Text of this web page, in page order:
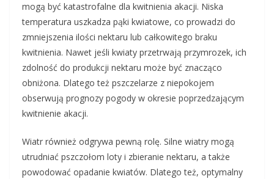
mogą być katastrofalne dla kwitnienia akacji. Niska
temperatura uszkadza pąki kwiatowe, co prowadzi do
zmniejszenia ilości nektaru lub całkowitego braku
kwitnienia. Nawet jeśli kwiaty przetrwają przymrozek, ich
zdolność do produkcji nektaru może być znacząco
obniżona. Dlatego też pszczelarze z niepokojem
obserwują prognozy pogody w okresie poprzedzającym
kwitnienie akacji.
Wiatr również odgrywa pewną rolę. Silne wiatry mogą
utrudniać pszczołom loty i zbieranie nektaru, a także
powodować opadanie kwiatów. Dlatego też, optymalny